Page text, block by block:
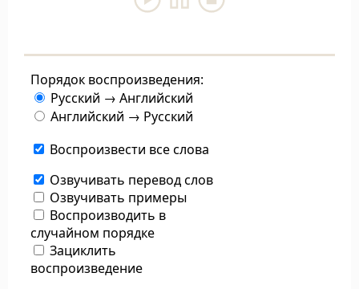
Порядок воспроизведения:
Русский → Английский
Английский → Русский
Воспроизвести все слова
Озвучивать перевод слов
Озвучивать примеры
Воспроизводить в
случайном порядке
Зациклить
воспроизведение